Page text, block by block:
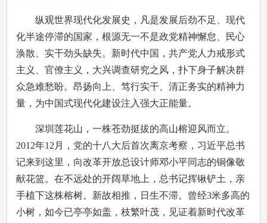
纵观世界现代化发展史，凡是发展后劲不足、现代
化半途停滞的国家，根源无一不是政党精神懈怠、民心
涣散、实干劲头缺失。新时代中国，共产党人力戒形式
主义、官僚主义，大兴调查研究之风，扑下身子解决群
众急难愁盼。昂扬向上、笃行实干、清正务实的精神力
量，为中国式现代化建设注入强大正能量。
深圳莲花山，一株苍劲挺拔的高山榕迎风而立。
2012年12月，党的十八大后首次离京考察，习近平总书
记来到这里，向改革开放总设计师邓小平同志的铜像敬
献花篮。在不远处的开阔草地上，总书记挥锹铲土，亲
手植下这株榕树。新故相推，日生不滞。曾经3米多高的
小树，如今已亭亭如盖，枝繁叶茂，见证着新时代改革